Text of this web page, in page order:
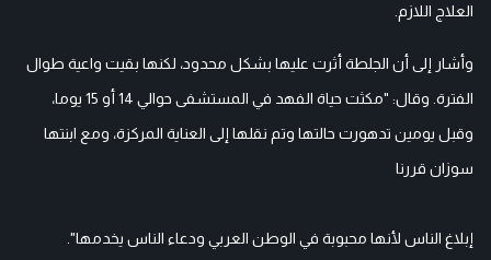
العلاج اللازم.
وأشار إلى أن الجلطة أثرت عليها بشكل محدود، لكنها بقيت واعية طوال
الفترة. وقال: "مكثت حياة الفهد في المستشفى حوالي 14 أو 15 يوما،
وقبل يومين تدهورت حالتها وتم نقلها إلى العناية المركزة، ومع ابنتها
سوزان قررنا
إبلاغ الناس لأنها محبوبة في الوطن العربي ودعاء الناس يخدمها".